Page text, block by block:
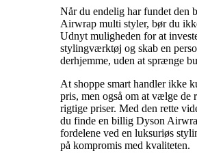
Når du endelig har fundet den
Airwrap multi styler, bør du
Udnyt muligheden for at
stylingværktøj og skab en
derhjemme, uden at sprænge
At shoppe smart handler ikke
pris, men også om at vælge de
rigtige priser. Med den rette
du finde en billig Dyson
fordelene ved en luksuriøs
på kompromis med kvaliteten.